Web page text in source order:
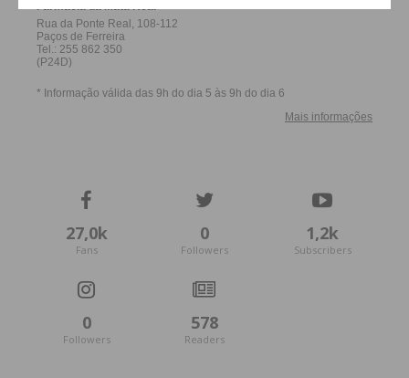
27,0k
Fans
0
Followers
1,2k
Subscribers
0
Followers
578
Readers